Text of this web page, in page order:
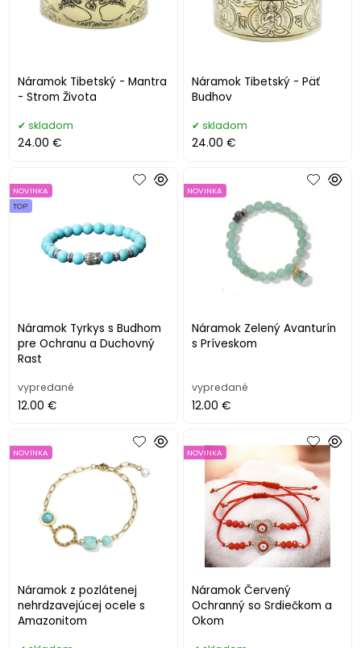
Náramok Tibetský - Mantra
- Strom Života
skladom
24.00 €
Náramok Tibetský - Päť
Budhov
skladom
24.00 €
Náramok Tyrkys s Budhom
pre Ochranu a Duchovný
Rast
NOVINKA
TOP
vypredané
12.00 €
Náramok Zelený Avanturín
s Príveskom
NOVINKA
vypredané
12.00 €
Náramok z pozlátenej
nehrdzavejúcej ocele s
Amazonitom
NOVINKA
Náramok Červený
Ochranný so Srdiečkom a
Okom
NOVINKA